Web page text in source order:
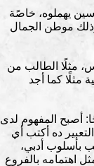
يهملوه، خاصًة
موطن الجمال
مثلًا الطالب من
مثلًا كما أجد
أصبح المفهوم لدى
ده أكتب أي
بأسلوب أدبي،
اهتمامه بالفروع